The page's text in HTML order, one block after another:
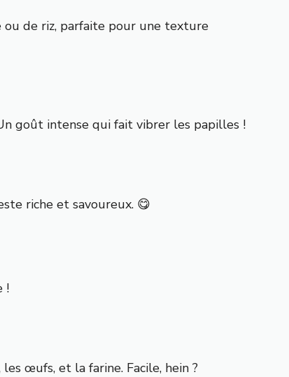
ou de riz, parfaite pour une texture
goût intense qui fait vibrer les papilles !
riche et savoureux. 😋
!
œufs, et la farine. Facile, hein ?